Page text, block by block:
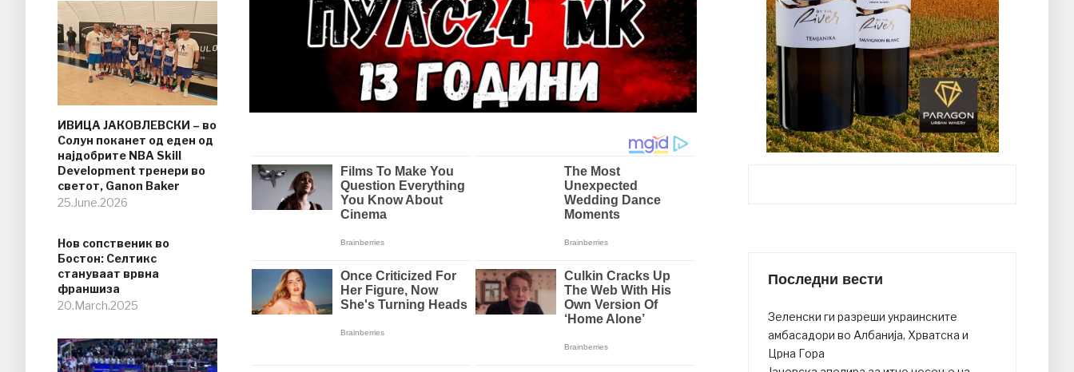
ИВИЦА ЈАКОВЛЕВСКИ – во
Солун поканет од еден од
најдобрите NBA Skill
Development тренери во
светот, Ganon Baker
25.June.2026
Нов сопственик во
Бостон: Селтикс
стануваат врвна
франшиза
20.March.2025
Последни вести
Зеленски ги разреши украинските
амбасадори во Албанија, Хрватска и
Црна Гора